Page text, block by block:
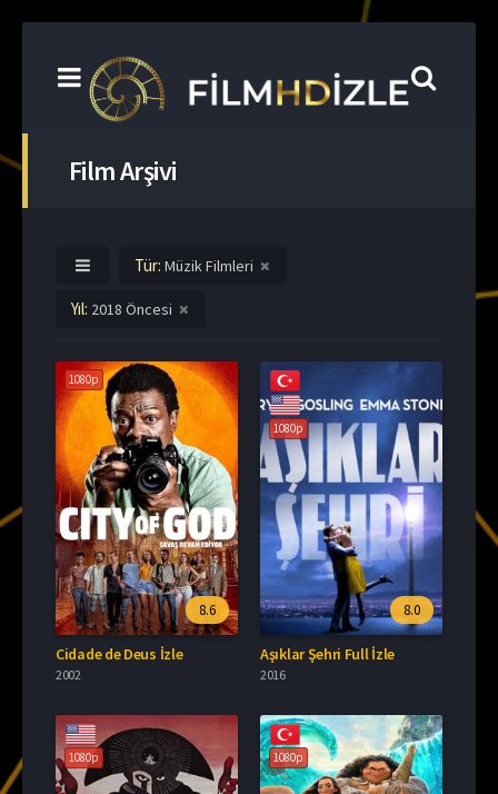
Film Arşivi
Tür: Müzik Filmleri
Yıl: 2018 Öncesi
1080p
8.6
Cidade de Deus İzle
2002
1080p
8.0
Aşıklar Şehri Full İzle
2016
1080p 1080p